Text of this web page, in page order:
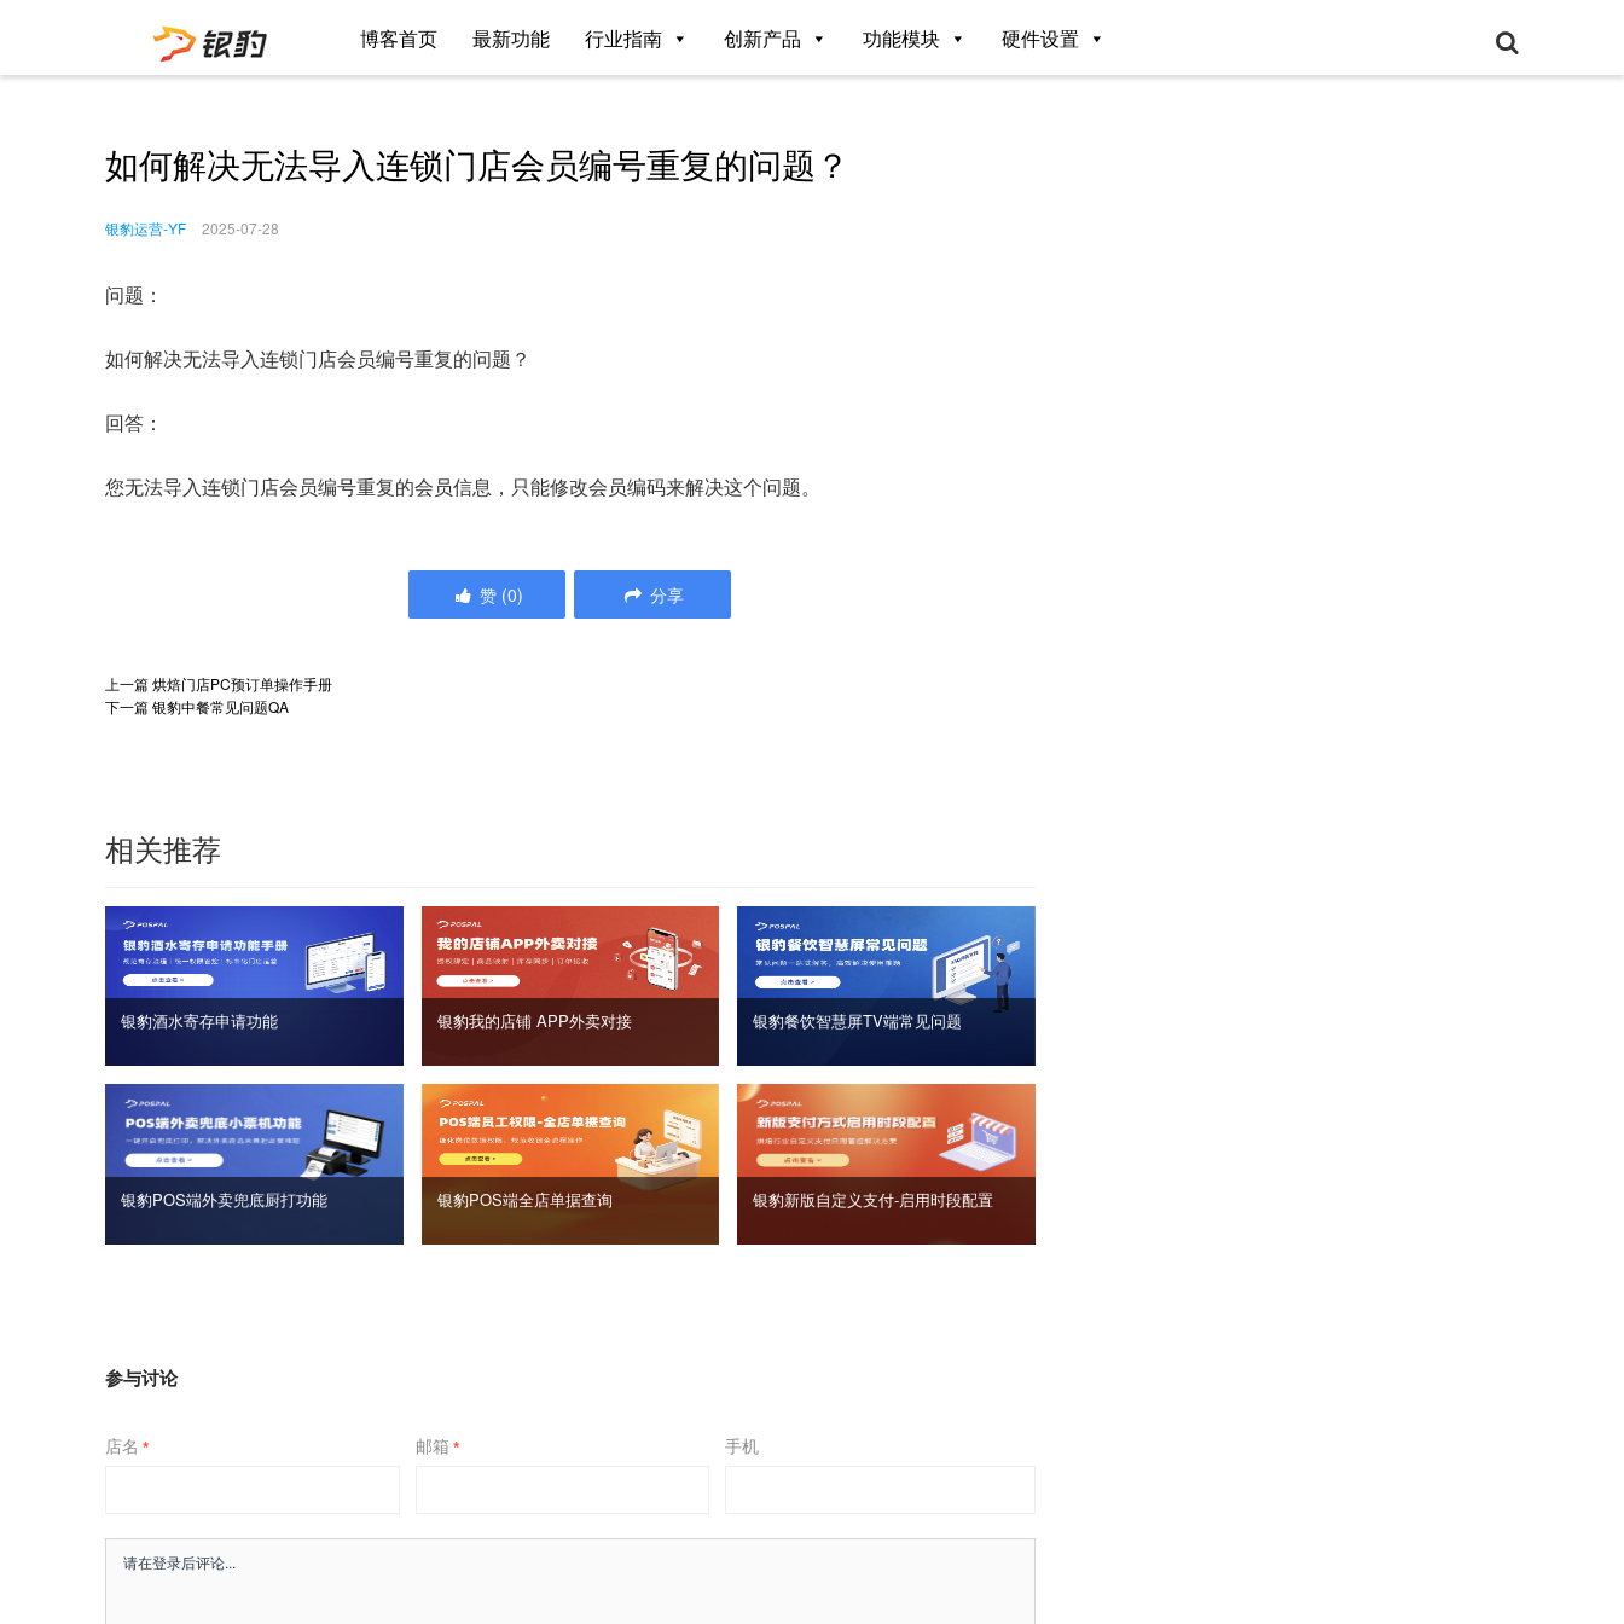
博客首页 最新功能 行业指南 创新产品 功能模块 硬件设置
如何解决无法导入连锁门店会员编号重复的问题？
银豹运营-YF 2025-07-28
问题：
如何解决无法导入连锁门店会员编号重复的问题？
回答：
您无法导入连锁门店会员编号重复的会员信息，只能修改会员编码来解决这个问题。
赞 (0) 分享
上一篇烘焙门店PC预订单操作手册
下一篇银豹中餐常见问题QA
相关推荐
银豹酒水寄存申请功能 银豹我的店铺 APP外卖对接 银豹餐饮智慧屏TV端常见问题
银豹POS端外卖兜底厨打功能 银豹POS端全店单据查询 银豹新版自定义支付‑启用时段配置
参与讨论
店名 * 邮箱 * 手机